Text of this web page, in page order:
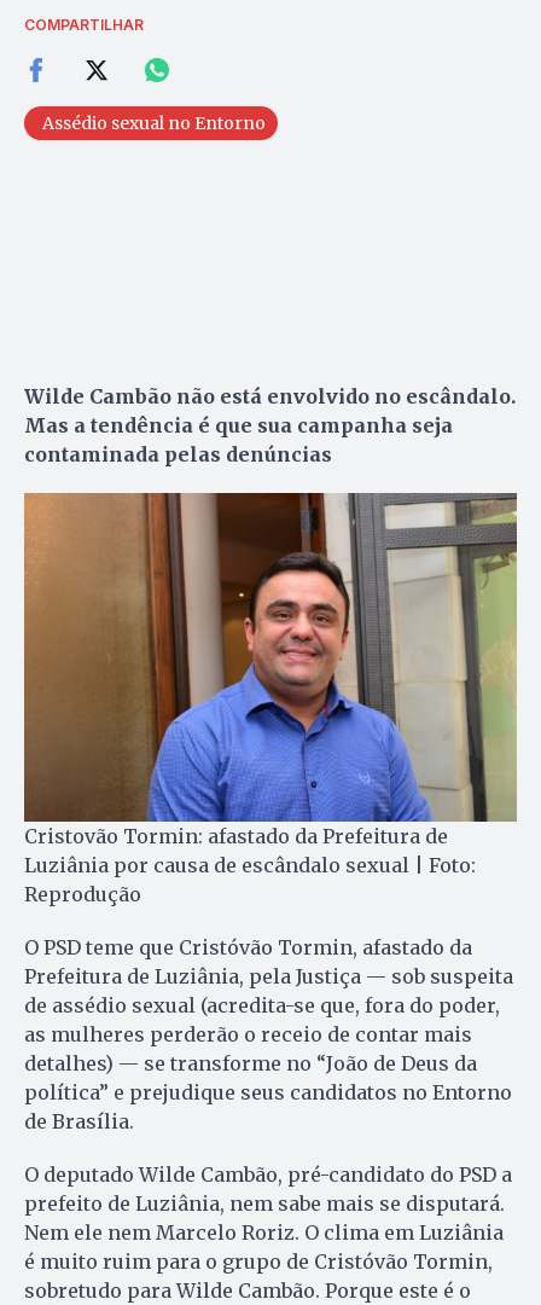
COMPARTILHAR
Assédio sexual no Entorno
Wilde Cambão não está envolvido no escândalo.
Mas a tendência é que sua campanha seja
contaminada pelas denúncias
Cristovão Tormin: afastado da Prefeitura de
Luziânia por causa de escândalo sexual | Foto:
Reprodução
O PSD teme que Cristóvão Tormin, afastado da
Prefeitura de Luziânia, pela Justiça — sob suspeita
de assédio sexual (acredita-se que, fora do poder,
as mulheres perderão o receio de contar mais
detalhes) — se transforme no “João de Deus da
política” e prejudique seus candidatos no Entorno
de Brasília.
O deputado Wilde Cambão, pré-candidato do PSD a
prefeito de Luziânia, nem sabe mais se disputará.
Nem ele nem Marcelo Roriz. O clima em Luziânia
é muito ruim para o grupo de Cristóvão Tormin,
sobretudo para Wilde Cambão. Porque este é o